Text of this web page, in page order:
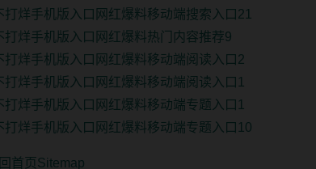
打烊手机版入口网红爆料移动端搜索入口21
打烊手机版入口网红爆料热门内容推荐9
打烊手机版入口网红爆料移动端阅读入口2
打烊手机版入口网红爆料移动端阅读入口1
打烊手机版入口网红爆料移动端专题入口1
打烊手机版入口网红爆料移动端专题入口10
首页 Sitemap